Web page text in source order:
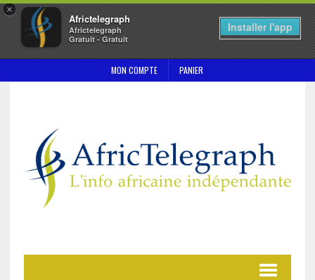
×
Africtelegraph
Africtelegraph
Gratuit - Gratuit
Installer l'app
MON COMPTE PANIER